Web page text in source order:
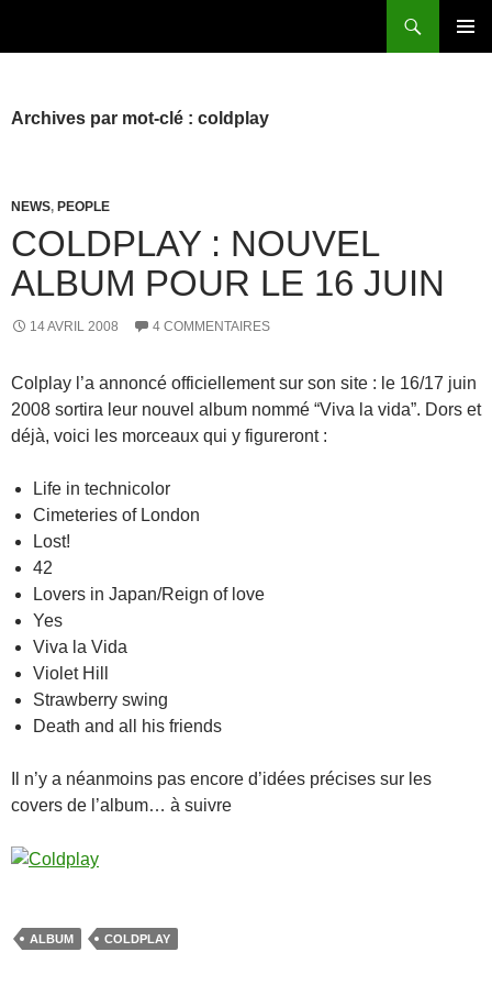
Archives par mot-clé : coldplay
NEWS, PEOPLE
COLDPLAY : NOUVEL
ALBUM POUR LE 16 JUIN
14 AVRIL 2008 4 COMMENTAIRES
Colplay l’a annoncé officiellement sur son site : le 16/17 juin
2008 sortira leur nouvel album nommé “Viva la vida”. Dors et
déjà, voici les morceaux qui y figureront :
Life in technicolor
Cimeteries of London
Lost!
42
Lovers in Japan/Reign of love
Yes
Viva la Vida
Violet Hill
Strawberry swing
Death and all his friends
Il n’y a néanmoins pas encore d’idées précises sur les
covers de l’album… à suivre
ALBUM COLDPLAY